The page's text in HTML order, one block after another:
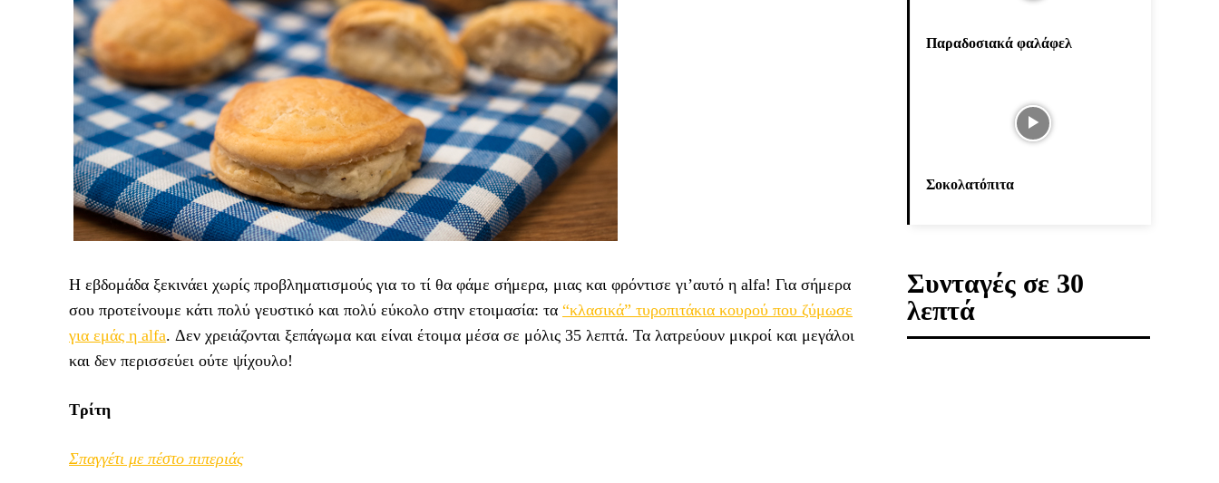
Η εβδομάδα ξεκινάει χωρίς προβληματισμούς για το τί θα φάμε σήμερα, μιας και φρόντισε γι’αυτό η alfa! Για σήμερα
σου προτείνουμε κάτι πολύ γευστικό και πολύ εύκολο στην ετοιμασία: τα “κλασικά” τυροπιτάκια κουρού που ζύμωσε
για εμάς η alfa. Δεν χρειάζονται ξεπάγωμα και είναι έτοιμα μέσα σε μόλις 35 λεπτά. Τα λατρεύουν μικροί και μεγάλοι
και δεν περισσεύει ούτε ψίχουλο!
Τρίτη
Σπαγγέτι με πέστο πιπεριάς
Παραδοσιακά φαλάφελ
Σοκολατόπιτα
Συνταγές σε 30
λεπτά